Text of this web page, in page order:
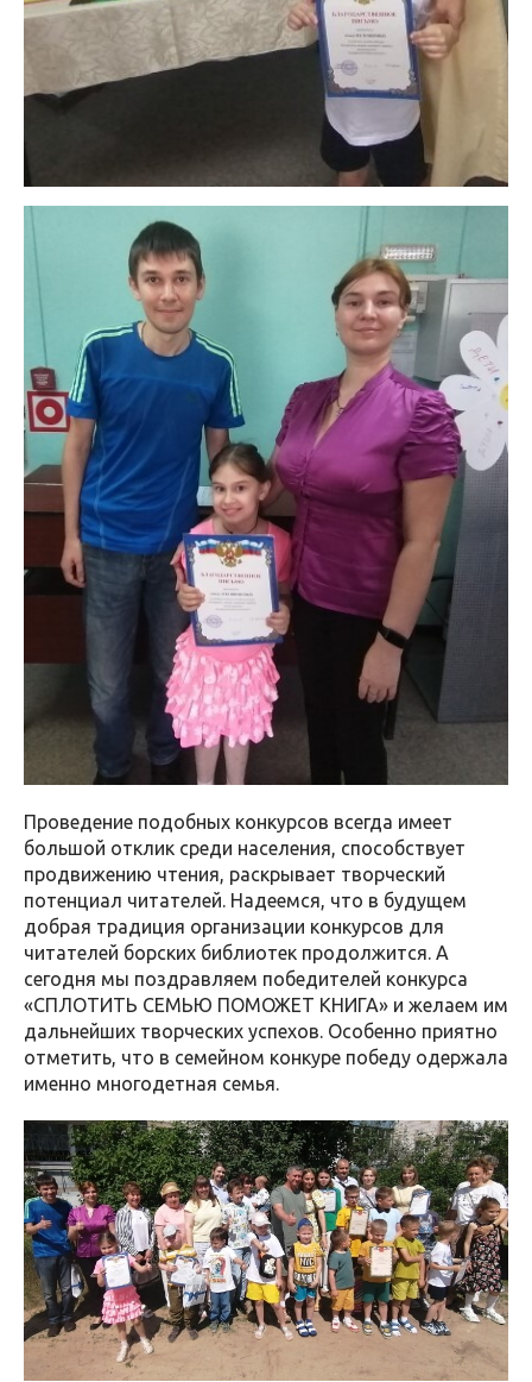
Проведение подобных конкурсов всегда имеет
большой отклик среди населения, способствует
продвижению чтения, раскрывает творческий
потенциал читателей. Надеемся, что в будущем
добрая традиция организации конкурсов для
читателей борских библиотек продолжится. А
сегодня мы поздравляем победителей конкурса
«СПЛОТИТЬ СЕМЬЮ ПОМОЖЕТ КНИГА» и желаем им
дальнейших творческих успехов. Особенно приятно
отметить, что в семейном конкуре победу одержала
именно многодетная семья.